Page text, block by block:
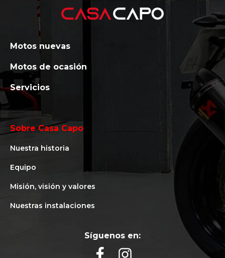
Motos nuevas
Motos de ocasión
Servicios
Sobre Casa Capo
Nuestra historia
Equipo
Misión, visión y valores
Nuestras instalaciones
Síguenos en: